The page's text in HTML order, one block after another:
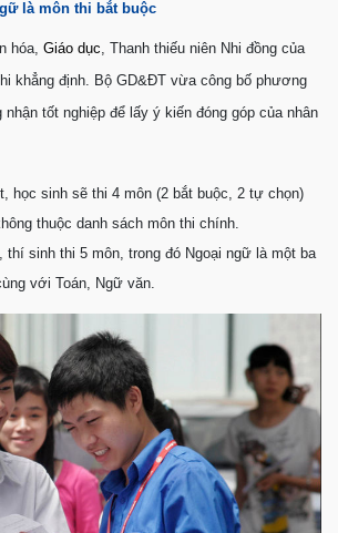
là môn thi bắt buộc
hóa, Giáo dục, Thanh thiếu niên Nhi đồng của
khẳng định. Bộ GD&ĐT vừa công bố phương
tốt nghiệp để lấy ý kiến đóng góp của nhân
học sinh sẽ thi 4 môn (2 bắt buộc, 2 tự chọn)
thuộc danh sách môn thi chính.
thí sinh thi 5 môn, trong đó Ngoại ngữ là một ba
với Toán, Ngữ văn.